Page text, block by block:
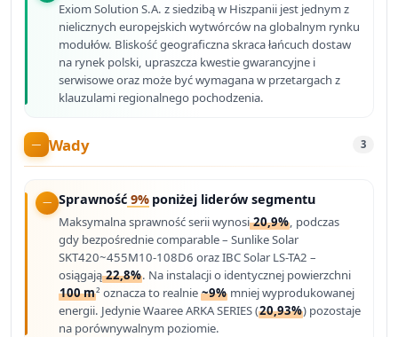
Exiom Solution S.A. z siedzibą w Hiszpanii jest jednym z
nielicznych europejskich wytwórców na globalnym rynku
modułów. Bliskość geograficzna skraca łańcuch dostaw
na rynek polski, upraszcza kwestie gwarancyjne i
serwisowe oraz może być wymagana w przetargach z
klauzulami regionalnego pochodzenia.
Wady 3
Sprawność9%poniżej liderów segmentu
Maksymalna sprawność serii wynosi20,9%, podczas
gdy bezpośrednie comparable – Sunlike Solar
SKT420~455M10-108D6 oraz IBC Solar LS-TA2 –
osiągają22,8%. Na instalacji o identycznej powierzchni
100 m² oznacza to realnie~9% mniej wyprodukowanej
energii. Jedynie Waaree ARKA SERIES (20,93%) pozostaje
na porównywalnym poziomie.